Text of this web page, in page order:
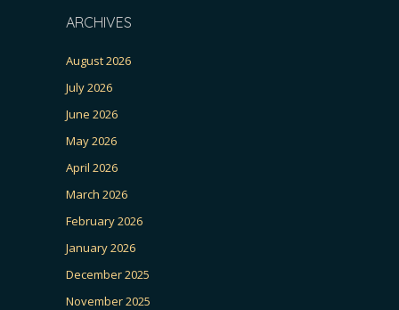
ARCHIVES
August 2026
July 2026
June 2026
May 2026
April 2026
March 2026
February 2026
January 2026
December 2025
November 2025